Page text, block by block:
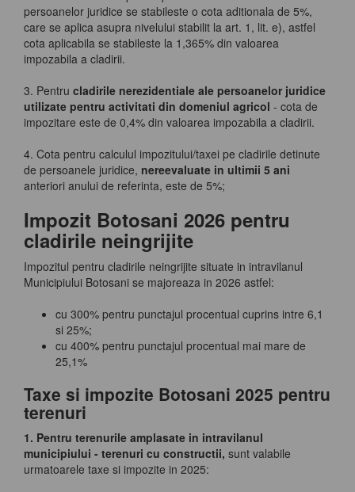
persoanelor juridice se stabileste o cota aditionala de 5%,
care se aplica asupra nivelului stabilit la art. 1, lit. e), astfel
cota aplicabila se stabileste la 1,365% din valoarea
impozabila a cladirii.
3. Pentru cladirile nerezidentiale ale persoanelor juridice
utilizate pentru activitati din domeniul agricol - cota de
impozitare este de 0,4% din valoarea impozabila a cladirii.
4. Cota pentru calculul impozitului/taxei pe cladirile detinute
de persoanele juridice, nereevaluate in ultimii 5 ani
anteriori anului de referinta, este de 5%;
Impozit Botosani 2026 pentru
cladirile neingrijite
Impozitul pentru cladirile neingrijite situate in intravilanul
Municipiului Botosani se majoreaza in 2026 astfel:
cu 300% pentru punctajul procentual cuprins intre 6,1
si 25%;
cu 400% pentru punctajul procentual mai mare de
25,1%
Taxe si impozite Botosani 2025 pentru
terenuri
1. Pentru terenurile amplasate in intravilanul
municipiului - terenuri cu constructii, sunt valabile
urmatoarele taxe si impozite in 2025: